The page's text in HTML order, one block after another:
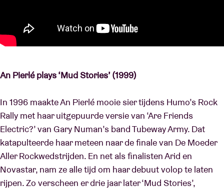
An Pierlé plays ‘Mud Stories’ (1999)
In 1996 maakte An Pierlé mooie sier tijdens Humo’s Rock
Rally met haar uitgepuurde versie van ‘Are Friends
Electric?’ van Gary Numan’s band Tubeway Army. Dat
katapulteerde haar meteen naar de finale van De Moeder
Aller Rockwedstrijden. En net als finalisten Arid en
Novastar, nam ze alle tijd om haar debuut volop te laten
rijpen. Zo verscheen er drie jaar later ‘Mud Stories’,